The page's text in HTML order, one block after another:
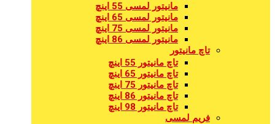
مانیتور لمسی 55 اینچ
مانیتور لمسی 65 اینچ
مانیتور لمسی 75 اینچ
مانیتور لمسی 86 اینچ
تاچ مانیتور
تاچ مانیتور 55 اینچ
تاچ مانیتور 65 اینچ
تاچ مانیتور 75 اینچ
تاچ مانیتور 86 اینچ
تاچ مانیتور 98 اینچ
فریم لمسی